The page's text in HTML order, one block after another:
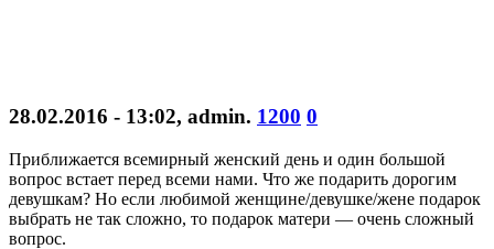
28.02.2016 - 13:02, admin. 1200 0
Приближается всемирный женский день и один большой
вопрос встает перед всеми нами. Что же подарить дорогим
девушкам? Но если любимой женщине/девушке/жене подарок
выбрать не так сложно, то подарок матери — очень сложный
вопрос.